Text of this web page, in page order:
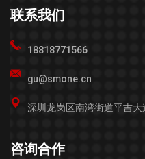
联系我们
18818771566
gu@smone.cn
深圳龙岗区南湾街道平吉
咨询合作